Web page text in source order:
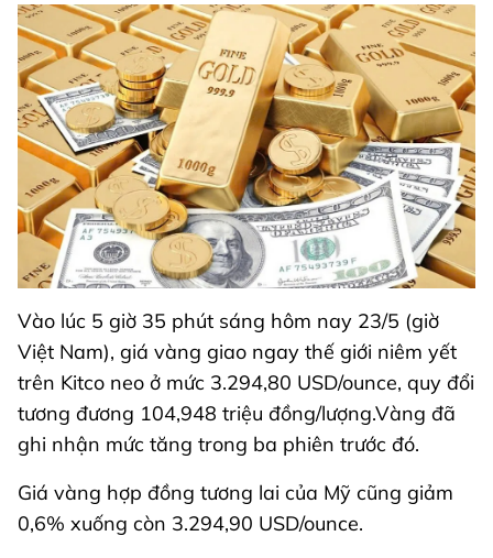
Vào lúc 5 giờ 35 phút sáng hôm nay 23/5 (giờ
Việt Nam), giá vàng giao ngay thế giới niêm yết
trên Kitco neo ở mức 3.294,80 USD/ounce, quy đổi
tương đương 104,948 triệu đồng/lượng.Vàng đã
ghi nhận mức tăng trong ba phiên trước đó.
Giá vàng hợp đồng tương lai của Mỹ cũng giảm
0,6% xuống còn 3.294,90 USD/ounce.